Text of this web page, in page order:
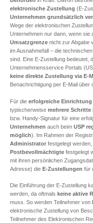
elektronische Zustellung (E-
Unternehmen grundsätzlich
Wege der elektronischen
Unternehmen nur dann, wenn sie
Umsatzgrenze nicht zur Abgabe
im Ausnahmefall – die
sind. Eine E-Zustellung bedeutet,
Unternehmensservice Portals
keine direkte Zustellung via E-
Benachrichtigung per E-Mail über
Für die erfolgreiche Einrichtung
typischerweise mehrere Schritte
bzw. Handy-Signatur für eine
Unternehmen auch beim USP
möglich). Im Rahmen der
Administrator festgelegt
Postbevollmächtigte festgelegt
mit ihren persönlichen
Adresse) die E-Zustellungen für
Die Einführung der E-Zustellung
werden, da oftmals keine aktive
muss. So werden Teilnehmer von
elektronische Zustellung von
Teilnehmer des Elektronischen